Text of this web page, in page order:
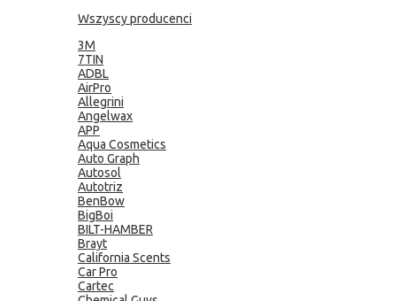
Wszyscy producenci
3M
7TIN
ADBL
AirPro
Allegrini
Angelwax
APP
Aqua Cosmetics
Auto Graph
Autosol
Autotriz
BenBow
BigBoi
BILT-HAMBER
Brayt
California Scents
Car Pro
Cartec